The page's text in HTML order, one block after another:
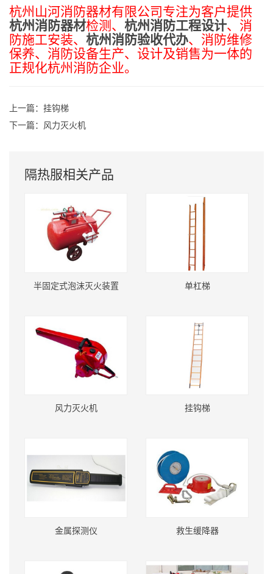
杭州山河消防器材有限公司专注为客户提供
杭州消防器材检测、 杭州消防工程设计、消
防施工安装、 杭州消防验收代办、消防维修
保养、消防设备生产、设计及销售为一体的
正规化杭州消防企业。
上一篇： 挂钩梯
下一篇： 风力灭火机
隔热服相关产品
半固定式泡沫灭火装置 单杠梯
风力灭火机 挂钩梯
金属探测仪 救生缓降器